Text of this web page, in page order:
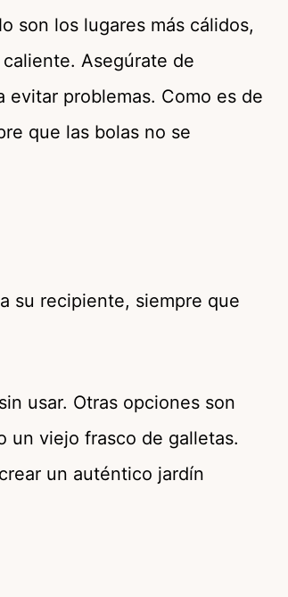
son los lugares más cálidos,
Asegúrate de
evitar problemas. Como es de
que las bolas no se
su recipiente, siempre que
usar. Otras opciones son
un viejo frasco de galletas.
un auténtico jardín